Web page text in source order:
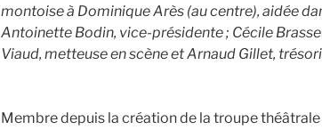
montoise à Dominique Arès (au centre), aidée
Antoinette Bodin, vice-présidente ; Cécile
Viaud, metteuse en scène et Arnaud Gillet,
Membre depuis la création de la troupe